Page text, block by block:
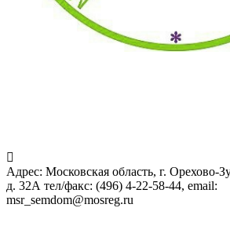
Адрес: Московская область, г. Орехово-
д. 32А тел/факс: (496) 4-22-58-44, email:
msr_semdom@mosreg.ru